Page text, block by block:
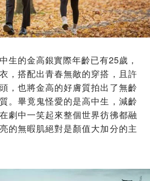
生的金高銀實際年齡已有25歲，
，搭配出青春無敵的穿搭，且許
，也將金高的好膚質拍出了無齡
。畢竟鬼怪愛的是高中生，減齡
劇中一笑起來整個世界彷彿都融
的無暇肌絕對是顏值大加分的主